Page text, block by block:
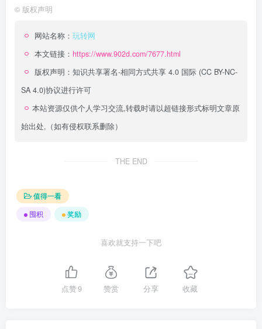
© 版权声明
网站名称： 玩转网
本文链接： https://www.902d.com/7677.html
版权声明： 知识共享署名-相同方式共享 4.0 国际 (CC BY-NC-
SA 4.0)协议进行许可
本站资源仅供个人学习交流,转载时请以超链接形式标明文章原
始出处,（如有侵权联系删除）
THE END
值得一看
囤积
奖励
喜欢就支持一下吧
点赞9 赞赏 分享 收藏